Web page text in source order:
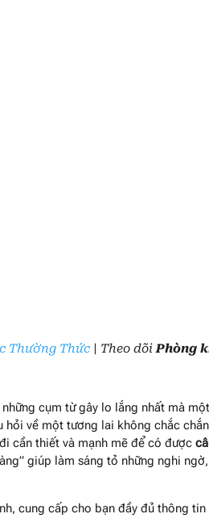
Thường Thức | Theo dõiPhòng
cụm từ gây lo lắng nhất mà
hỏi về một tương lai không chắc
cần thiết và mạnh mẽ để có được
giúp làm sáng tỏ những nghi
cung cấp cho bạn đầy đủ thông